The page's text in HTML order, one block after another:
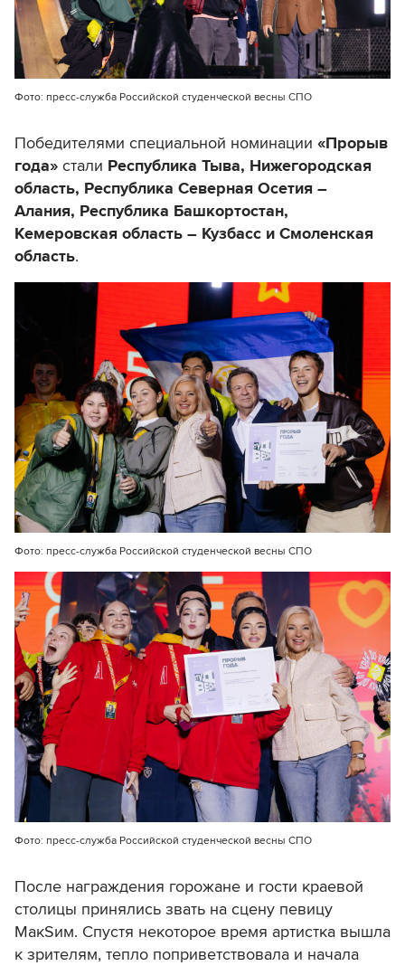
Фото: пресс-служба Российской студенческой весны СПО
Победителями специальной номинации «Прорыв
года» стали Республика Тыва, Нижегородская
область, Республика Северная Осетия –
Алания, Республика Башкортостан,
Кемеровская область – Кузбасс и Смоленская
область.
Фото: пресс-служба Российской студенческой весны СПО
Фото: пресс-служба Российской студенческой весны СПО
После награждения горожане и гости краевой
столицы принялись звать на сцену певицу
МакSим. Спустя некоторое время артистка вышла
к зрителям, тепло поприветствовала и начала